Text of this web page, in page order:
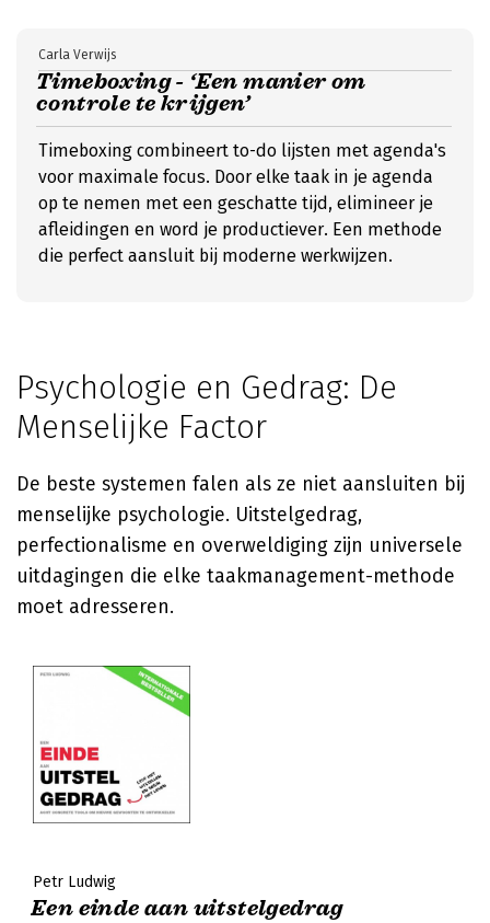
Timeboxing - ‘Een manier om
controle te krijgen’
Carla Verwijs
Timeboxing combineert to-do lijsten met agenda's
voor maximale focus. Door elke taak in je agenda
op te nemen met een geschatte tijd, elimineer je
afleidingen en word je productiever. Een methode
die perfect aansluit bij moderne werkwijzen.
Psychologie en Gedrag: De
Menselijke Factor
De beste systemen falen als ze niet aansluiten bij
menselijke psychologie. Uitstelgedrag,
perfectionalisme en overweldiging zijn universele
uitdagingen die elke taakmanagement-methode
moet adresseren.
Petr Ludwig
Een einde aan uitstelgedrag